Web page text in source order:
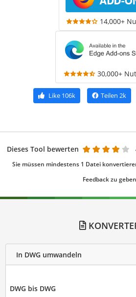
14,000+
30,000+
Like 106k Teilen 2k
Dieses Tool bewerten
Sie müssen mindestens 1 Datei
Feedback zu geben
In DWG umwandeln
DWG bis DWG